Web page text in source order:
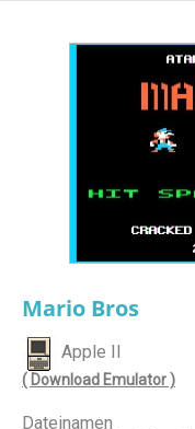
Mario Bros
Apple II
( Download Emulator )
Dateinamen